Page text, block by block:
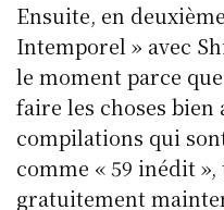
Ensuite, en
Intemporel » avec
le moment parce
faire les choses bien
compilations qui
comme « 59 inédit
gratuitement